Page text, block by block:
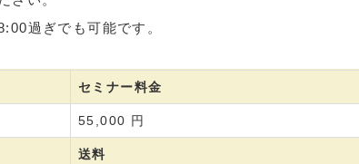
過ぎでも可能です。
セミナー料金
55,000 円
送料